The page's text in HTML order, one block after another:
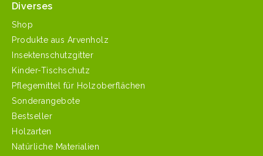
Diverses
Shop
Produkte aus Arvenholz
Insektenschutzgitter
Kinder-Tischschutz
Pflegemittel für Holzoberflächen
Sonderangebote
Bestseller
Holzarten
Natürliche Materialien